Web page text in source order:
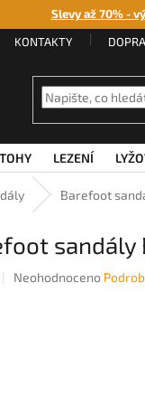
Slevy až 70% -
KONTAKTY
LEZENÍ
Barefoot
sandály
Průměrné
Neohodnoceno